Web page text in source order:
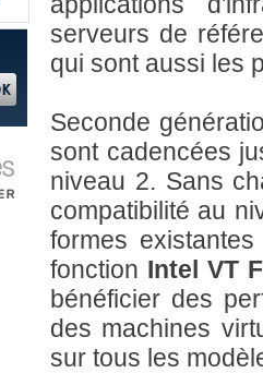
serveurs de
qui sont aussi les
Seconde
sont cadencées
niveau 2. Sans
compatibilité au
formes
fonction Intel VT
bénéficier des
des machines
sur tous les